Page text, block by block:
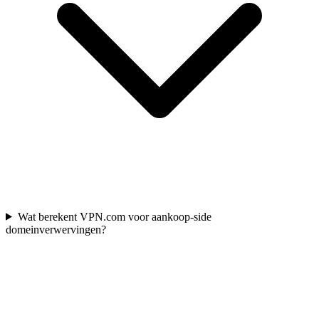
Wat berekent VPN.com voor aankoop-side
domeinverwervingen?